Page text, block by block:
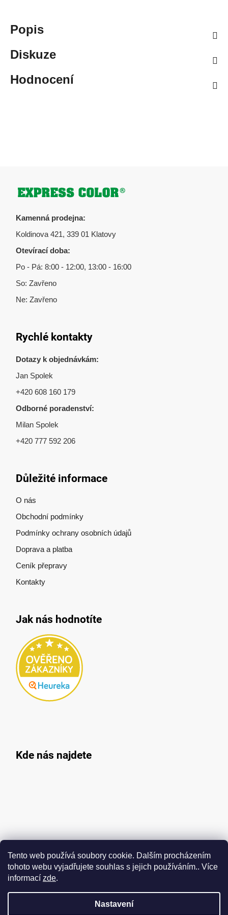
Tento web používá soubory cookie. Dalším procházením
tohoto webu vyjadřujete souhlas s jejich používáním.. Více
informací zde.
Nastavení
Popis
Diskuze
Hodnocení
Zápatí
Kamenná prodejna:
Koldinova 421, 339 01 Klatovy
Otevírací doba:
Po - Pá: 8:00 - 12:00, 13:00 - 16:00
So: Zavřeno
Ne: Zavřeno
Rychlé kontakty
Dotazy k objednávkám:
Jan Spolek
+420 608 160 179
Odborné poradenství:
Milan Spolek
+420 777 592 206
Důležité informace
O nás
Obchodní podmínky
Podmínky ochrany osobních údajů
Doprava a platba
Ceník přepravy
Kontakty
Jak nás hodnotíte
Kde nás najdete